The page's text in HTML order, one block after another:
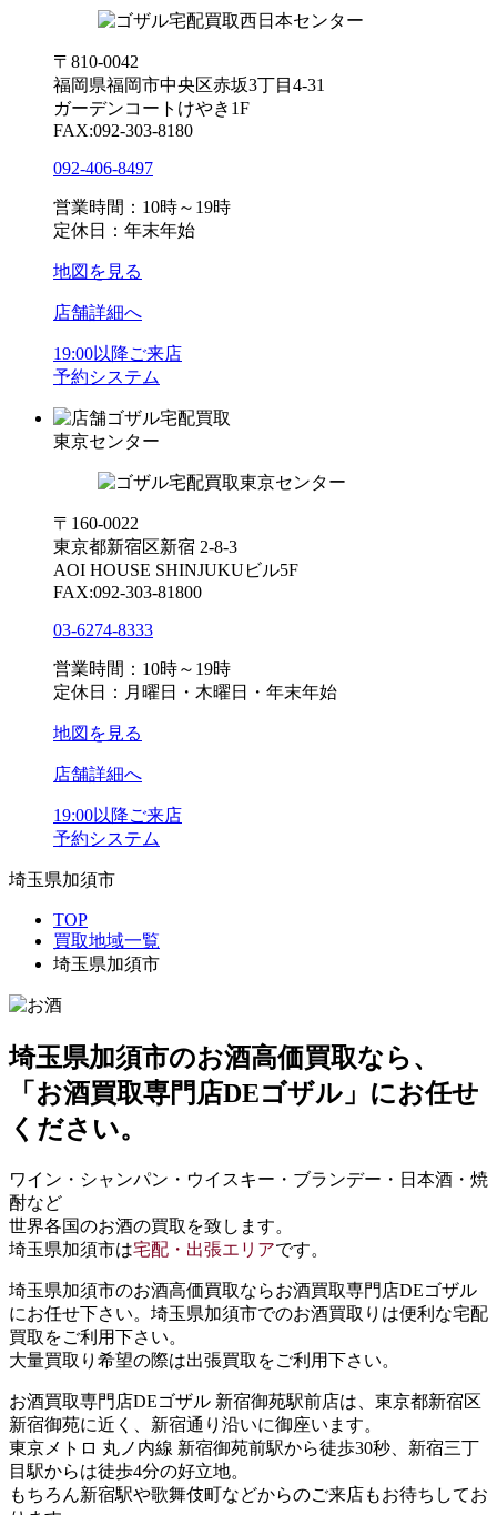
〒810-0042
福岡県福岡市中央区赤坂3丁目4-31
ガーデンコートけやき1F
FAX:092-303-8180
092-406-8497
営業時間：10時～19時
定休日：年末年始
地図を見る
店舗詳細へ
19:00以降ご来店
予約システム
ゴザル宅配買取
東京センター
〒160-0022
東京都新宿区新宿 2-8-3
AOI HOUSE SHINJUKUビル5F
FAX:092-303-81800
03-6274-8333
営業時間：10時～19時
定休日：月曜日・木曜日・年末年始
地図を見る
店舗詳細へ
19:00以降ご来店
予約システム
埼玉県加須市
TOP
買取地域一覧
埼玉県加須市
埼玉県加須市のお酒高価買取なら、
「お酒買取専門店DEゴザル」 にお任せ
ください。
ワイン・シャンパン・ウイスキー・ブランデー・日本酒・焼
酎など
世界各国のお酒の買取を致します。
埼玉県加須市は宅配・出張エリアです。
埼玉県加須市のお酒高価買取ならお酒買取専門店DEゴザル
にお任せ下さい。埼玉県加須市でのお酒買取りは便利な宅配
買取をご利用下さい。
大量買取り希望の際は出張買取をご利用下さい。
お酒買取専門店DEゴザル 新宿御苑駅前店は、東京都新宿区
新宿御苑に近く、新宿通り沿いに御座います。
東京メトロ 丸ノ内線 新宿御苑前駅から徒歩30秒、新宿三丁
目駅からは徒歩4分の好立地。
もちろん新宿駅や歌舞伎町などからのご来店もお待ちしてお